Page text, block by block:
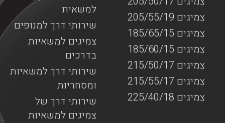
למשאית
שירותי דרך למנופים
צמיגים למשאיות
בדרכים
שירותי דרך למשאיות
ומסחריות
שירותי דרך של
צמיגים למשאיות
צמיגים 205/55/19
צמיגים 185/65/15
צמיגים 185/60/15
צמיגים 215/50/17
צמיגים 215/55/17
צמיגים 225/40/18